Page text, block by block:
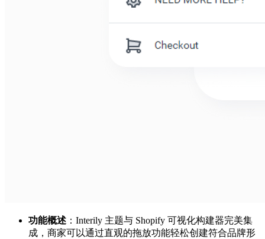
功能概述 ：Interily 主题与 Shopify 可视化构建器完美集
成，商家可以通过直观的拖放功能轻松创建符合品牌形